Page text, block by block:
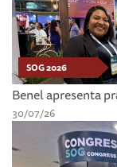
SOG 2026
Benel apresenta
30/07/26